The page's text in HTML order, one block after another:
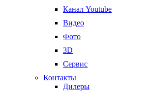
Канал Youtube
Видео
Фото
3D
Сервис
Контакты
Дилеры